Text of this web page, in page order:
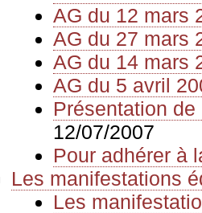
AG du 12 mars
AG du 27 mars
AG du 14 mars
AG du 5 avril
Présentation
12/07/2007
Pour adhérer à
Les manifestations
Les